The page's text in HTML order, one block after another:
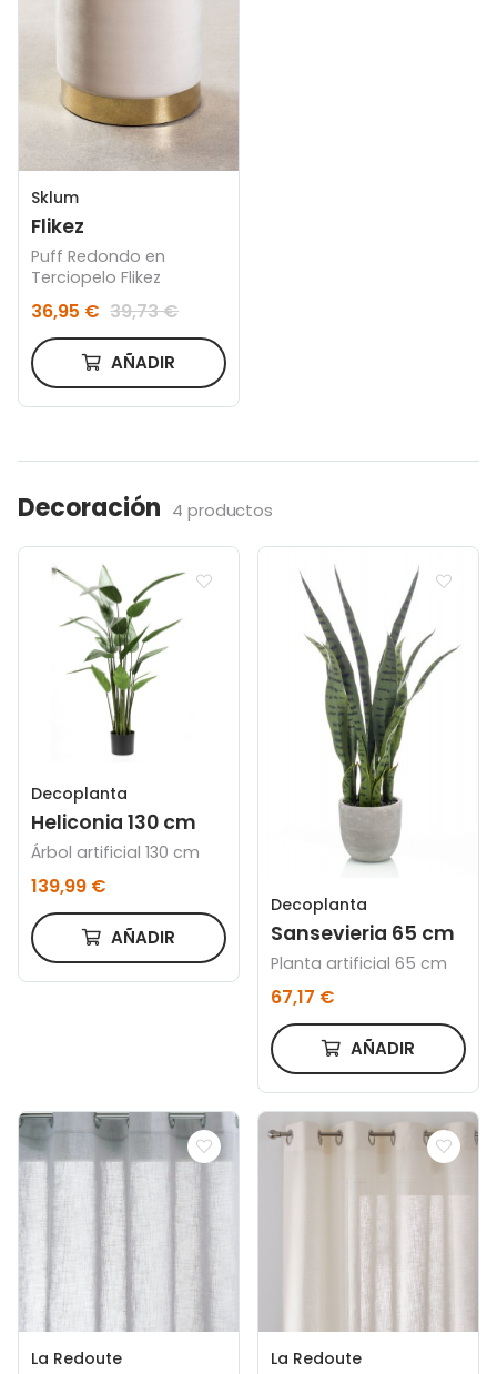
Sklum
Flikez
Puff Redondo en
Terciopelo Flikez
36,95 € 39,73 €
AÑADIR
Decoración 4 productos
Decoplanta
Heliconia 130 cm
Árbol artificial 130 cm
139,99 €
AÑADIR
Decoplanta
Sansevieria 65 cm
Planta artificial 65 cm
67,17 €
AÑADIR
La Redoute La Redoute